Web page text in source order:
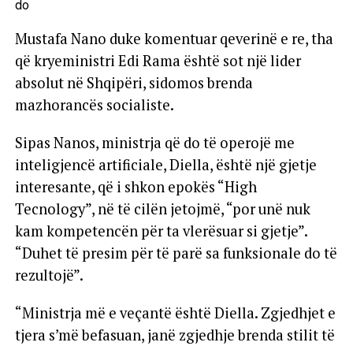
Mustafa Nano duke komentuar qeverinë e re, tha
që kryeministri Edi Rama është sot një lider
absolut në Shqipëri, sidomos brenda
mazhorancës socialiste.
Sipas Nanos, ministrja që do të operojë me
inteligjencë artificiale, Diella, është një gjetje
interesante, që i shkon epokës “High
Tecnology”, në të cilën jetojmë, “por unë nuk
kam kompetencën për ta vlerësuar si gjetje”.
“Duhet të presim për të parë sa funksionale do të
rezultojë”.
“Ministrja më e veçantë është Diella. Zgjedhjet e
tjera s’më befasuan, janë zgjedhje brenda stilit të